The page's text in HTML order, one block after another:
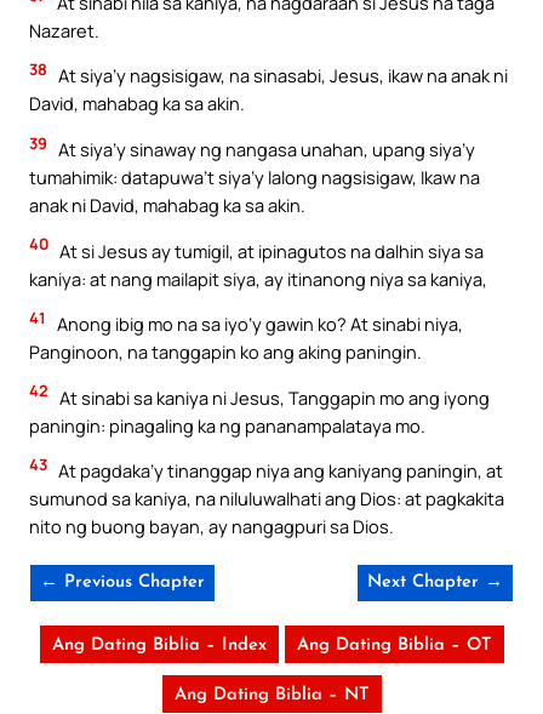
Nazaret.
38 At siya’y nagsisigaw, na sinasabi, Jesus, ikaw na anak ni
David, mahabag ka sa akin.
39 At siya’y sinaway ng nangasa unahan, upang siya’y
tumahimik: datapuwa’t siya’y lalong nagsisigaw, Ikaw na
anak ni David, mahabag ka sa akin.
40 At si Jesus ay tumigil, at ipinagutos na dalhin siya sa
kaniya: at nang mailapit siya, ay itinanong niya sa kaniya,
41
Anong ibig mo na sa iyo’y gawin ko? At sinabi niya,
Panginoon, na tanggapin ko ang aking paningin.
42 At sinabi sa kaniya ni Jesus, Tanggapin mo ang iyong
paningin: pinagaling ka ng pananampalataya mo.
43 At pagdaka’y tinanggap niya ang kaniyang paningin, at
sumunod sa kaniya, na niluluwalhati ang Dios: at pagkakita
nito ng buong bayan, ay nangagpuri sa Dios.
← Previous Chapter Next Chapter →
Ang Dating Biblia – Index Ang Dating Biblia – OT
Ang Dating Biblia – NT